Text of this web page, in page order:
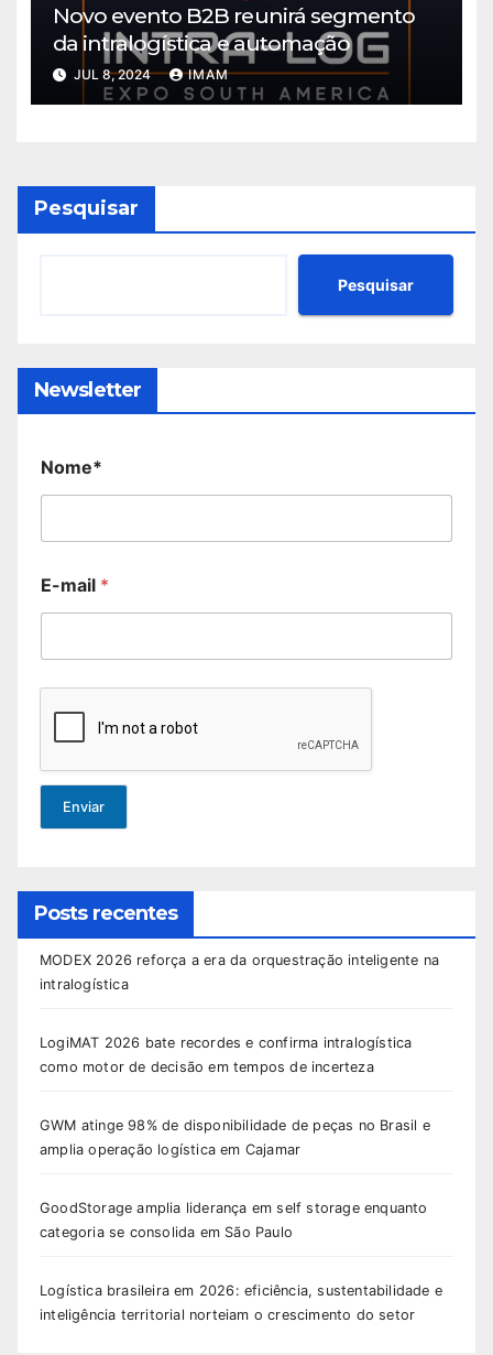
Novo evento B2B reunirá segmento
da intralogística e automação
JUL 8, 2024 IMAM
Pesquisar
Pesquisar
Newsletter
Nome*
E-mail *
Enviar
Posts recentes
MODEX 2026 reforça a era da orquestração inteligente na
intralogística
LogiMAT 2026 bate recordes e confirma intralogística
como motor de decisão em tempos de incerteza
GWM atinge 98% de disponibilidade de peças no Brasil e
amplia operação logística em Cajamar
GoodStorage amplia liderança em self storage enquanto
categoria se consolida em São Paulo
Logística brasileira em 2026: eficiência, sustentabilidade e
inteligência territorial norteiam o crescimento do setor